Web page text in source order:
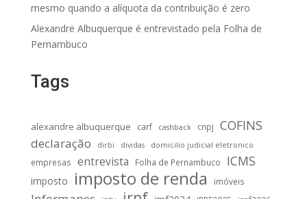
mesmo quando a alíquota da contribuição é zero
Alexandre Albuquerque é entrevistado pela Folha de
Pernambuco
Tags
alexandre albuquerque carf cashback cnpj COFINS
declaração dirbi dividas domicilio judicial eletronico
empresas entrevista Folha de Pernambuco ICMS
imposto imposto de renda imóveis